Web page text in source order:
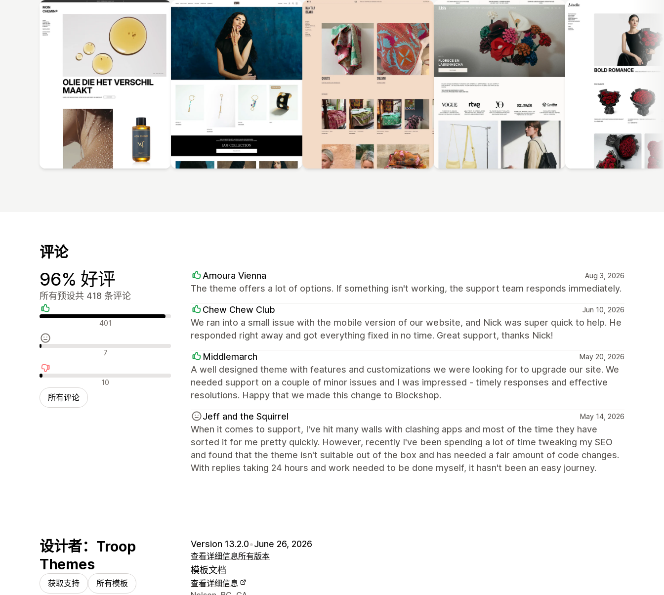
评论
96% 好评
所有预设共 418 条评论
好评 401
中评 7
差评 10
所有评论
Amoura Vienna Aug 3, 2026
The theme offers a lot of options. If something isn't working, the support team responds immediately.
Chew Chew Club Jun 10, 2026
We ran into a small issue with the mobile version of our website, and Nick was super quick to help. He
responded right away and got everything fixed in no time. Great support, thanks Nick!
Middlemarch May 20, 2026
A well designed theme with features and customizations we were looking for to upgrade our site. We
needed support on a couple of minor issues and I was impressed - timely responses and effective
resolutions. Happy that we made this change to Blockshop.
Jeff and the Squirrel May 14, 2026
When it comes to support, I've hit many walls with clashing apps and most of the time they have
sorted it for me pretty quickly. However, recently I've been spending a lot of time tweaking my SEO
and found that the theme isn't suitable out of the box and has needed a fair amount of code changes.
With replies taking 24 hours and work needed to be done myself, it hasn't been an easy journey.
设计者：Troop
Themes
获取支持 所有模板
Version 13.2.0•June 26, 2026
查看详细信息所有版本
模板文档
查看详细信息